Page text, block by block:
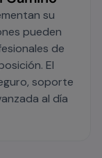
su
pueden
de
El
soporte
al día